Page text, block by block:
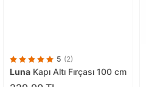
5 (2)
Luna Kapı Altı Fırçası 100 cm